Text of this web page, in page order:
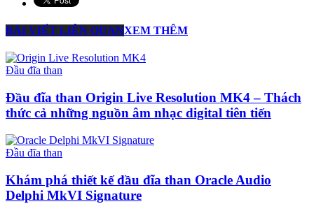
BÀI VIẾT LIÊN QUANXEM THÊM
Đầu đĩa than
Đầu đĩa than Origin Live Resolution MK4 – Thách
thức cả những nguồn âm nhạc digital tiên tiến
Đầu đĩa than
Khám phá thiết kế đầu đĩa than Oracle Audio
Delphi MkVI Signature